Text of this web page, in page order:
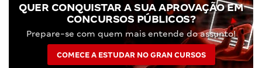
QUER CONQUISTAR A SUA APROVAÇÃO EM
CONCURSOS PÚBLICOS?
Prepare-se com quem mais entende do assunto!
COMECE A ESTUDAR NO GRAN CURSOS